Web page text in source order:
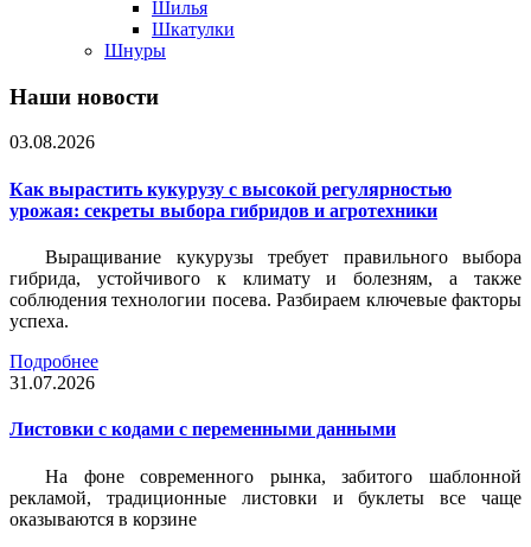
Шилья
Шкатулки
Шнуры
Наши новости
03.08.2026
Как вырастить кукурузу с высокой регулярностью
урожая: секреты выбора гибридов и агротехники
Выращивание кукурузы требует правильного выбора
гибрида, устойчивого к климату и болезням, а также
соблюдения технологии посева. Разбираем ключевые факторы
успеха.
Подробнее
31.07.2026
Листовки c кодами с переменными данными
На фоне современного рынка, забитого шаблонной
рекламой, традиционные листовки и буклеты все чаще
оказываются в корзине